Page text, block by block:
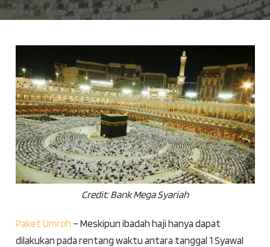
Credit: Bank Mega Syariah
Paket Umroh – Meskipun ibadah haji hanya dapat
dilakukan pada rentang waktu antara tanggal 1 Syawal